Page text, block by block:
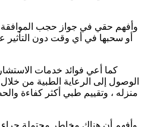
وأفهم حقي في جواز حجب
أو سحبها في أي وقت دون التأثير
كما أعي فوائد خدمات
الوصول إلى الرعاية الطبية من
منزله ، وتقييم طبي أكثر كفاءة
وأفهم أن هناك مخاطر محتملة جراء